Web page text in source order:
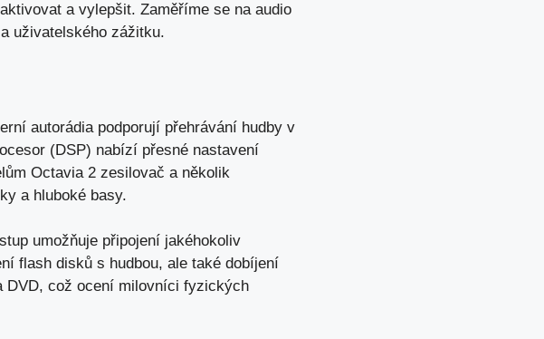
a vylepšit. Zaměříme se na audio
uživatelského zážitku.
autorádia podporují přehrávání hudby v
(DSP) nabízí přesné nastavení
Octavia 2 zesilovač a několik
a hluboké basy.
umožňuje připojení jakéhokoliv
flash disků s hudbou, ale také dobíjení
DVD, což ocení milovníci fyzických